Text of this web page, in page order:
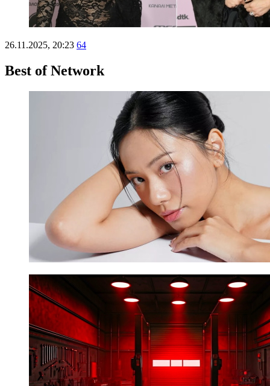
26.11.2025, 20:23 64
Best of Network